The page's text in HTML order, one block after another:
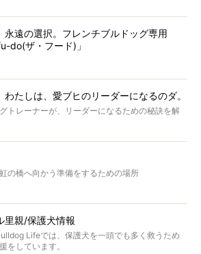
永遠の選択。フレンチブルドッグ専用
do(ザ・フード)」
わたしは、愛ブヒのリーダーになるのダ。
トレーナーが、リーダーになるための秘訣を解
の橋へ向かう準備をするための場所
里親/保護犬情報
Lifeでは、保護犬を一頭でも多く救うため
をしています。